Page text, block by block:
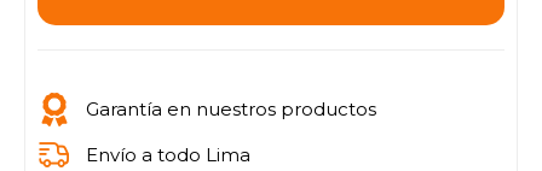
Garantía en nuestros productos
Envío a todo Lima